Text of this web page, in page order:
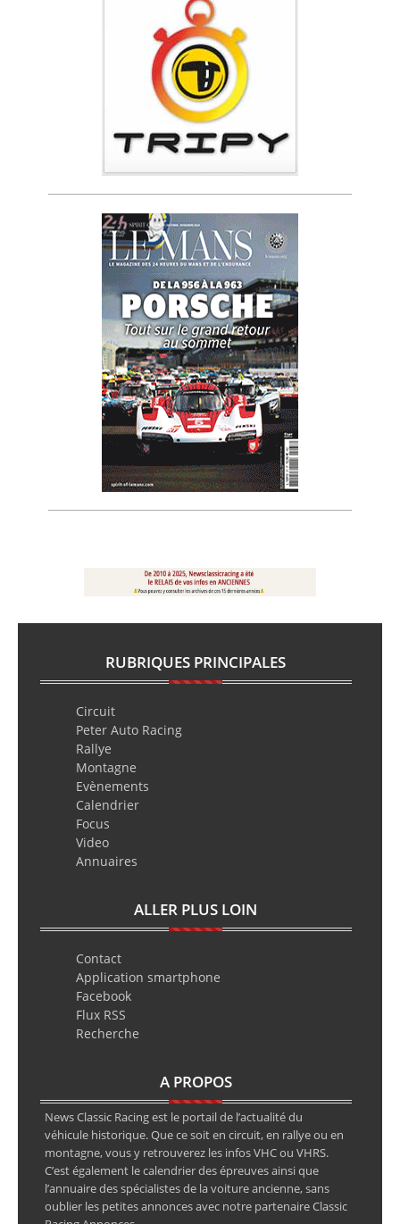
RUBRIQUES PRINCIPALES
Circuit
Peter Auto Racing
Rallye
Montagne
Evènements
Calendrier
Focus
Video
Annuaires
ALLER PLUS LOIN
Contact
Application smartphone
Facebook
Flux RSS
Recherche
A PROPOS
News Classic Racing est le portail de l’actualité du
véhicule historique. Que ce soit en circuit, en rallye ou en
montagne, vous y retrouverez les infos VHC ou VHRS.
C’est également le calendrier des épreuves ainsi que
l’annuaire des spécialistes de la voiture ancienne, sans
oublier les petites annonces avec notre partenaire Classic